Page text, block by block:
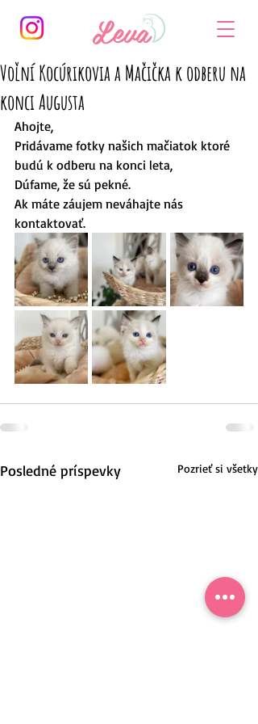
Voľní Kocúrikovia a Mačička k odberu na
konci Augusta
Ahojte,
Pridávame fotky našich mačiatok ktoré
budú k odberu na konci leta,
Dúfame, že sú pekné.
Ak máte záujem neváhajte nás
kontaktovať.
Posledné príspevky Pozrieť si všetky